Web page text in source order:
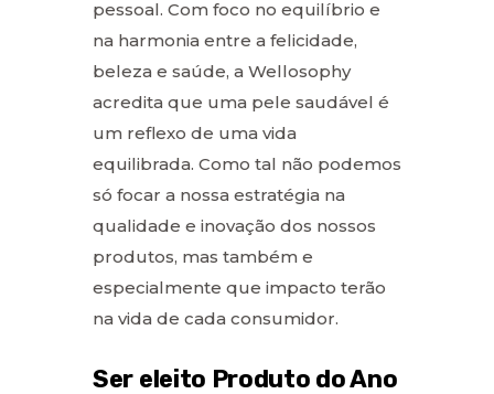
pessoal. Com foco no equilíbrio e
na harmonia entre a felicidade,
beleza e saúde, a Wellosophy
acredita que uma pele saudável é
um reflexo de uma vida
equilibrada. Como tal não podemos
só focar a nossa estratégia na
qualidade e inovação dos nossos
produtos, mas também e
especialmente que impacto terão
na vida de cada consumidor.
Ser eleito Produto do Ano